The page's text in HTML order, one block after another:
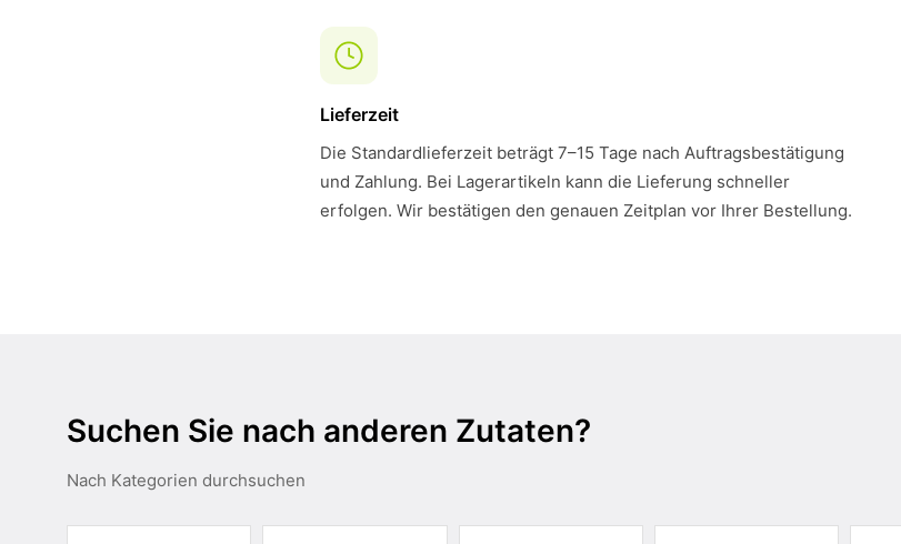
Lieferzeit
Die Standardlieferzeit beträgt 7–15 Tage nach Auftragsbestätigung
und Zahlung. Bei Lagerartikeln kann die Lieferung schneller
erfolgen. Wir bestätigen den genauen Zeitplan vor Ihrer Bestellung.
Suchen Sie nach anderen Zutaten?
Nach Kategorien durchsuchen